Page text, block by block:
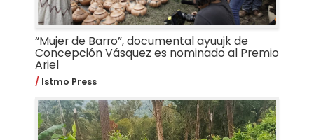
“Mujer de Barro”, documental ayuujk de
Concepción Vásquez es nominado al Premio
Ariel
Istmo Press